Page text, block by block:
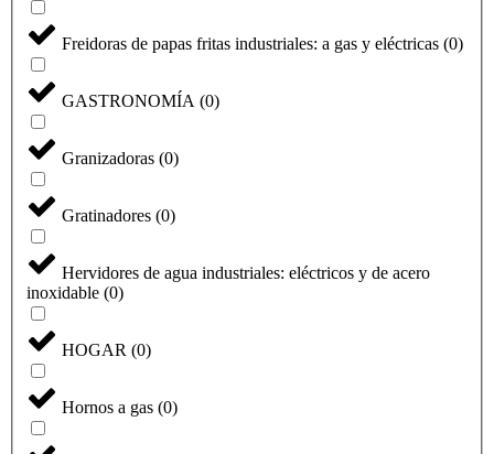
Freidoras de papas fritas industriales: a gas y eléctricas (0)
GASTRONOMÍA (0)
Granizadoras (0)
Gratinadores (0)
Hervidores de agua industriales: eléctricos y de acero
inoxidable (0)
HOGAR (0)
Hornos a gas (0)